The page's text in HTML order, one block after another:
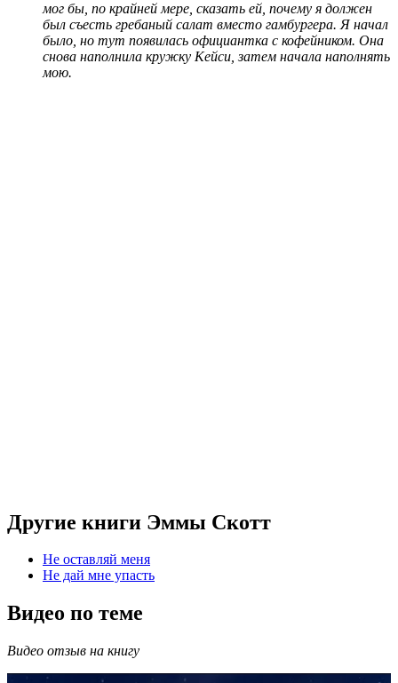
мог бы, по крайней мере, сказать ей, почему я должен
был съесть гребаный салат вместо гамбургера. Я начал
было, но тут появилась официантка с кофейником. Она
снова наполнила кружку Кейси, затем начала наполнять
мою.
Другие книги Эммы Скотт
Не оставляй меня
Не дай мне упасть
Видео по теме
Видео отзыв на книгу